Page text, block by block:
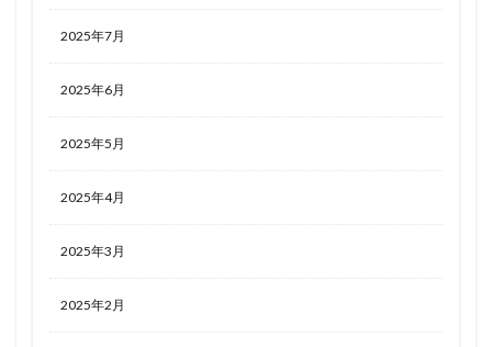
2025年7月
2025年6月
2025年5月
2025年4月
2025年3月
2025年2月